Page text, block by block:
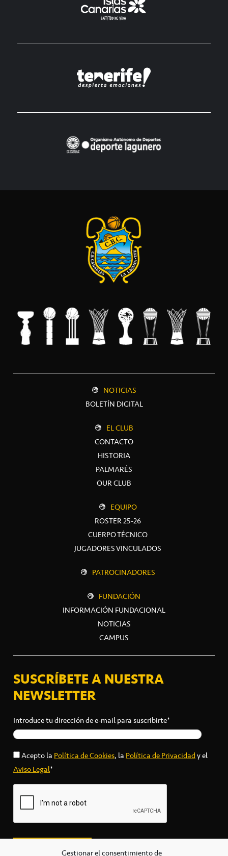
Gestionar el consentimiento de
NOTICIAS
BOLETÍN DIGITAL
EL CLUB
CONTACTO
HISTORIA
PALMARÉS
OUR CLUB
EQUIPO
ROSTER 25-26
CUERPO TÉCNICO
JUGADORES VINCULADOS
PATROCINADORES
FUNDACIÓN
INFORMACIÓN FUNDACIONAL
NOTICIAS
CAMPUS
SUSCRÍBETE A NUESTRA
NEWSLETTER
Introduce tu dirección de e-mail para suscribirte*
Acepto laPolítica de Cookies, laPolítica de Privacidady el
Aviso Legal*